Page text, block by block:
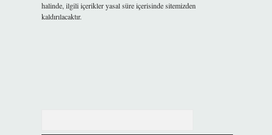
halinde, ilgili içerikler yasal süre içerisinde sitemizden
kaldırılacaktır.